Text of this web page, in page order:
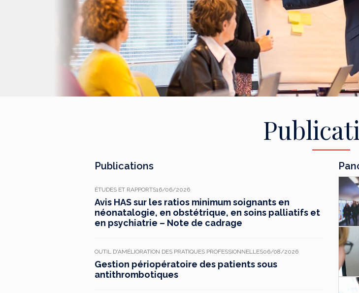
Publications
ÉTUDES ET RAPPORTS16/06/2026
Avis HAS sur les ratios minimum soignants en
néonatalogie, en obstétrique, en soins palliatifs et
en psychiatrie – Note de cadrage
OUTIL D'AMÉLIORATION DES PRATIQUES PROFESSIONNELLES06/08/2026
Gestion périopératoire des patients sous
antithrombotiques